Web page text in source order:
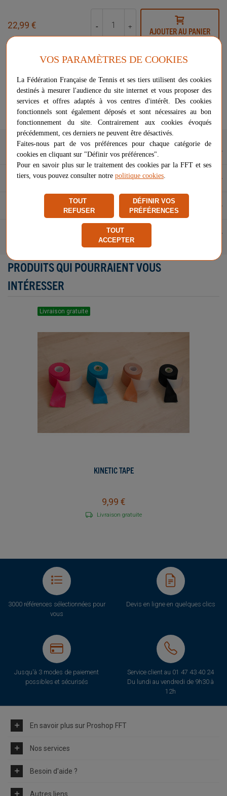
22,99 € - +
AJOUTER AU PANIER
Livraison gratuite
Vendu et expédié parNetsportique
★★★★
★★★★
Signaler un problème d'ordre juridique
Description
Caractéristiques
Questions et réponses
PRODUITS QUI POURRAIENT VOUS
INTÉRESSER
Livraison gratuite
KINETIC TAPE
9,99 €
Livraison gratuite
3000 références sélectionnées pour
vous
Devis en ligne en quelques clics
Jusqu'à 3 modes de paiement
possibles et sécurisés
Service client au 01 47 43 40 24
Du lundi au vendredi de 9h30 à
12h
En savoir plus sur Proshop FFT
Nos services
Besoin d'aide ?
Autres liens
VOS PARAMÈTRES DE COOKIES
La Fédération Française de Tennis et ses tiers utilisent des cookies
destinés à mesurer l'audience du site internet et vous proposer des
services et offres adaptés à vos centres d'intérêt. Des cookies
fonctionnels sont également déposés et sont nécessaires au bon
fonctionnement du site. Contrairement aux cookies évoqués
précédemment, ces derniers ne peuvent être désactivés.
Faites-nous part de vos préférences pour chaque catégorie de
cookies en cliquant sur "Définir vos préférences".
Pour en savoir plus sur le traitement des cookies par la FFT et ses
tiers, vous pouvez consulter notre politique cookies
TOUT
REFUSER
DÉFINIR VOS
PRÉFÉRENCES
TOUT
ACCEPTER